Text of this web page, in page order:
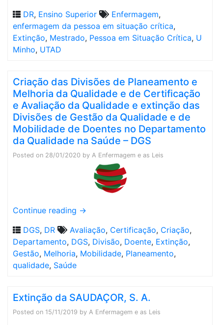
DR, Ensino Superior Enfermagem,
enfermagem da pessoa em situação crítica,
Extinção, Mestrado, Pessoa em Situação Crítica, U
Minho, UTAD
Criação das Divisões de Planeamento e
Melhoria da Qualidade e de Certificação
e Avaliação da Qualidade e extinção das
Divisões de Gestão da Qualidade e de
Mobilidade de Doentes no Departamento
da Qualidade na Saúde – DGS
Posted on 28/01/2020 by A Enfermagem e as Leis
Continue reading →
DGS, DR Avaliação, Certificação, Criação,
Departamento, DGS, Divisão, Doente, Extinção,
Gestão, Melhoria, Mobilidade, Planeamento,
qualidade, Saúde
Extinção da SAUDAÇOR, S. A.
Posted on 15/11/2019 by A Enfermagem e as Leis